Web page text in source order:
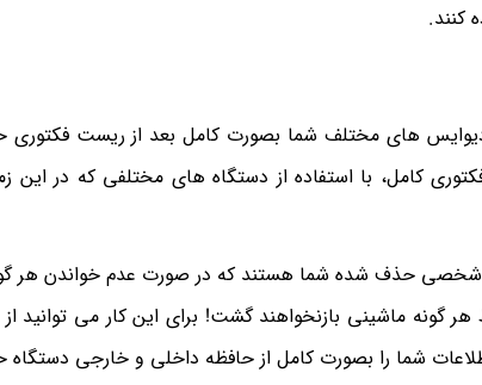
کنند.
های مختلف شما بصورت کامل بعد از ریست
کامل، با استفاده از دستگاه های مختلفی که در این
حذف شده شما هستند که در صورت عدم خواندن هر
ماشینی بازنخواهند گشت! برای این کار می توانید از